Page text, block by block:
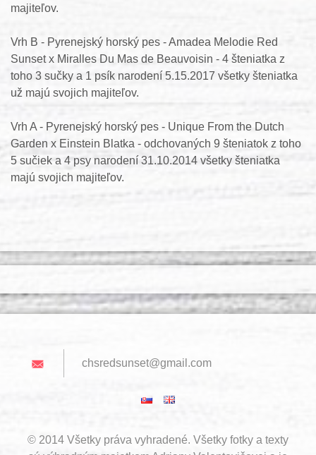
majiteľov.
Vrh B - Pyrenejský horský pes - Amadea Melodie Red
Sunset x Miralles Du Mas de Beauvoisin - 4 šteniatka z
toho 3 sučky a 1 psík narodení 5.15.2017 všetky šteniatka
už majú svojich majiteľov.
Vrh A - Pyrenejský horský pes - Unique From the Dutch
Garden x Einstein Blatka - odchovaných 9 šteniatok z toho
5 sučiek a 4 psy narodení 31.10.2014 všetky šteniatka
majú svojich majiteľov.
chsredsunset@gmail.com
© 2014 Všetky práva vyhradené. Všetky fotky a texty